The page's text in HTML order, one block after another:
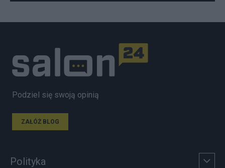
Podziel się swoją opinią
ZAŁÓŻ BLOG
Polityka